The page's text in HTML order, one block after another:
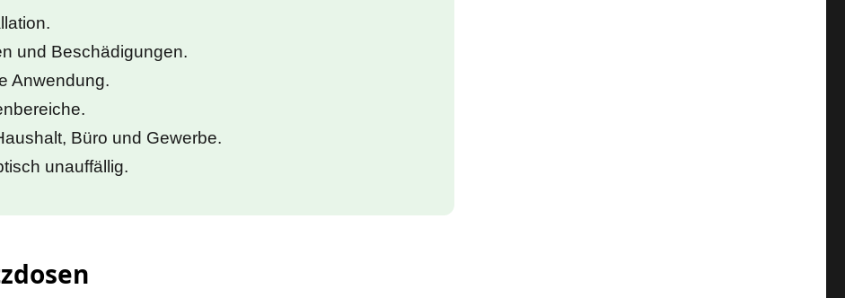
und Beschädigungen.
Anwendung.
Büro und Gewerbe.
unauffällig.